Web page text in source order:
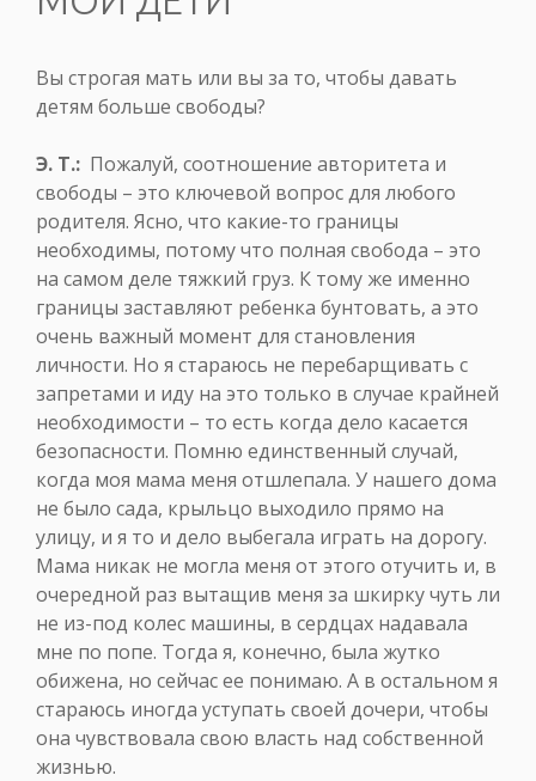
Вы строгая мать или вы за то, чтобы давать
детям больше свободы?
Э. Т.: Пожалуй, соотношение авторитета и
свободы – это ключевой вопрос для любого
родителя. Ясно, что какие-то границы
необходимы, потому что полная свобода – это
на самом деле тяжкий груз. К тому же именно
границы заставляют ребенка бунтовать, а это
очень важный момент для становления
личности. Но я стараюсь не перебарщивать с
запретами и иду на это только в случае крайней
необходимости – то есть когда дело касается
безопасности. Помню единственный случай,
когда моя мама меня отшлепала. У нашего дома
не было сада, крыльцо выходило прямо на
улицу, и я то и дело выбегала играть на дорогу.
Мама никак не могла меня от этого отучить и, в
очередной раз вытащив меня за шкирку чуть ли
не из-под колес машины, в сердцах надавала
мне по попе. Тогда я, конечно, была жутко
обижена, но сейчас ее понимаю. А в остальном я
стараюсь иногда уступать своей дочери, чтобы
она чувствовала свою власть над собственной
жизнью.